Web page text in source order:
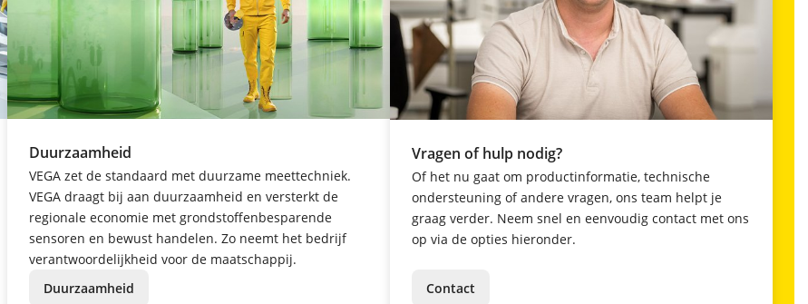
Duurzaamheid
VEGA zet de standaard met duurzame meettechniek.
VEGA draagt bij aan duurzaamheid en versterkt de
regionale economie met grondstoffenbesparende
sensoren en bewust handelen. Zo neemt het bedrijf
verantwoordelijkheid voor de maatschappij.
Duurzaamheid
Vragen of hulp nodig?
Of het nu gaat om productinformatie, technische
ondersteuning of andere vragen, ons team helpt je
graag verder. Neem snel en eenvoudig contact met ons
op via de opties hieronder.
Contact